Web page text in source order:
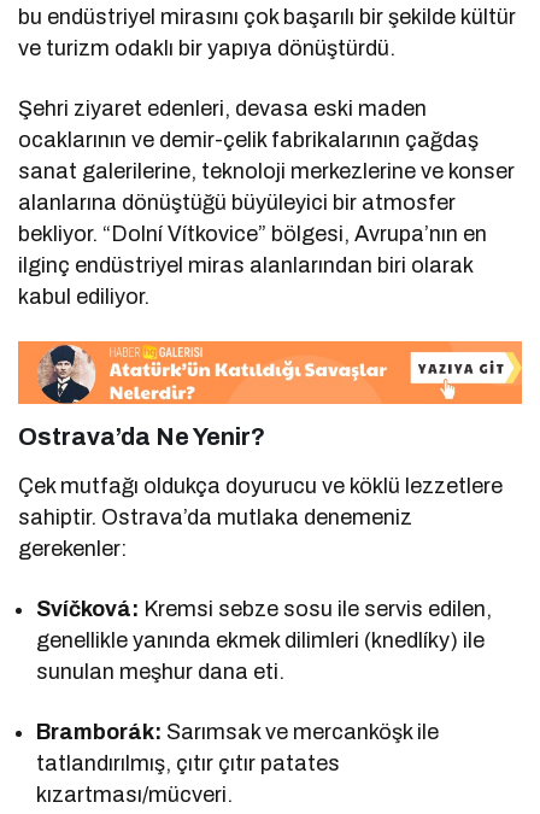
bu endüstriyel mirasını çok başarılı bir şekilde kültür
ve turizm odaklı bir yapıya dönüştürdü.
Şehri ziyaret edenleri, devasa eski maden
ocaklarının ve demir-çelik fabrikalarının çağdaş
sanat galerilerine, teknoloji merkezlerine ve konser
alanlarına dönüştüğü büyüleyici bir atmosfer
bekliyor. “Dolní Vítkovice” bölgesi, Avrupa’nın en
ilginç endüstriyel miras alanlarından biri olarak
kabul ediliyor.
Ostrava’da Ne Yenir?
Çek mutfağı oldukça doyurucu ve köklü lezzetlere
sahiptir. Ostrava’da mutlaka denemeniz
gerekenler:
Svíčková: Kremsi sebze sosu ile servis edilen,
genellikle yanında ekmek dilimleri (knedlíky) ile
sunulan meşhur dana eti.
Bramborák: Sarımsak ve mercanköşk ile
tatlandırılmış, çıtır çıtır patates
kızartması/mücveri.